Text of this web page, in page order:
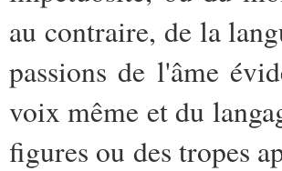
au contraire, de la
passions de l'âme
voix même et du
figures ou des tropes